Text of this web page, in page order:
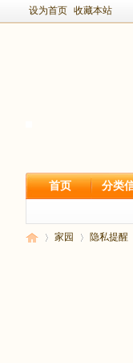
设为首页 收藏本站
首页 分类
家园 隐私提醒